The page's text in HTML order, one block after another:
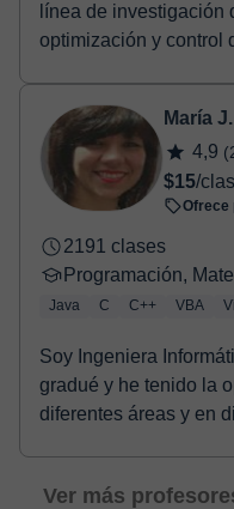
línea de investigación
optimización y control
María J.
4,9
$15/
Ofrece
2191 clases
Programación,
Java C C++ VBA
Soy Ingeniera
gradué y he tenido la
diferentes áreas y en
Ver más